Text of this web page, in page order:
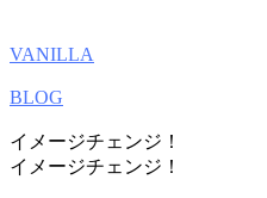
VANILLA
BLOG
イメージチェンジ！
イメージチェンジ！